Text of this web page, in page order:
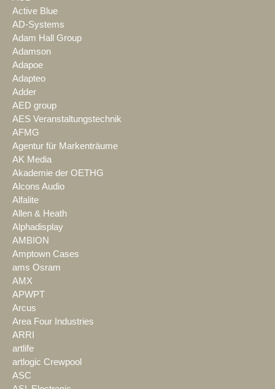
Active Blue
AD-Systems
Adam Hall Group
Adamson
Adapoe
Adapteo
Adder
AED group
AES Veranstaltungstechnik
AFMG
Agentur für Markenträume
AK Media
Akademie der OETHG
Alcons Audio
Alfalite
Allen & Heath
Alphadisplay
AMBION
Amptown Cases
ams Osram
AMX
APWPT
Arcus
Area Four Industries
ARRI
artlife
artlogic Crewpool
ASC